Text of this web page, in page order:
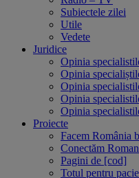
Subiectele zilei
Utile
Vedete
Juridice
Opinia
Opinia
Opinia
Opinia
Opinia
Proiecte
Facem România
Conectăm
Pagini de [cod]
Totul pentru